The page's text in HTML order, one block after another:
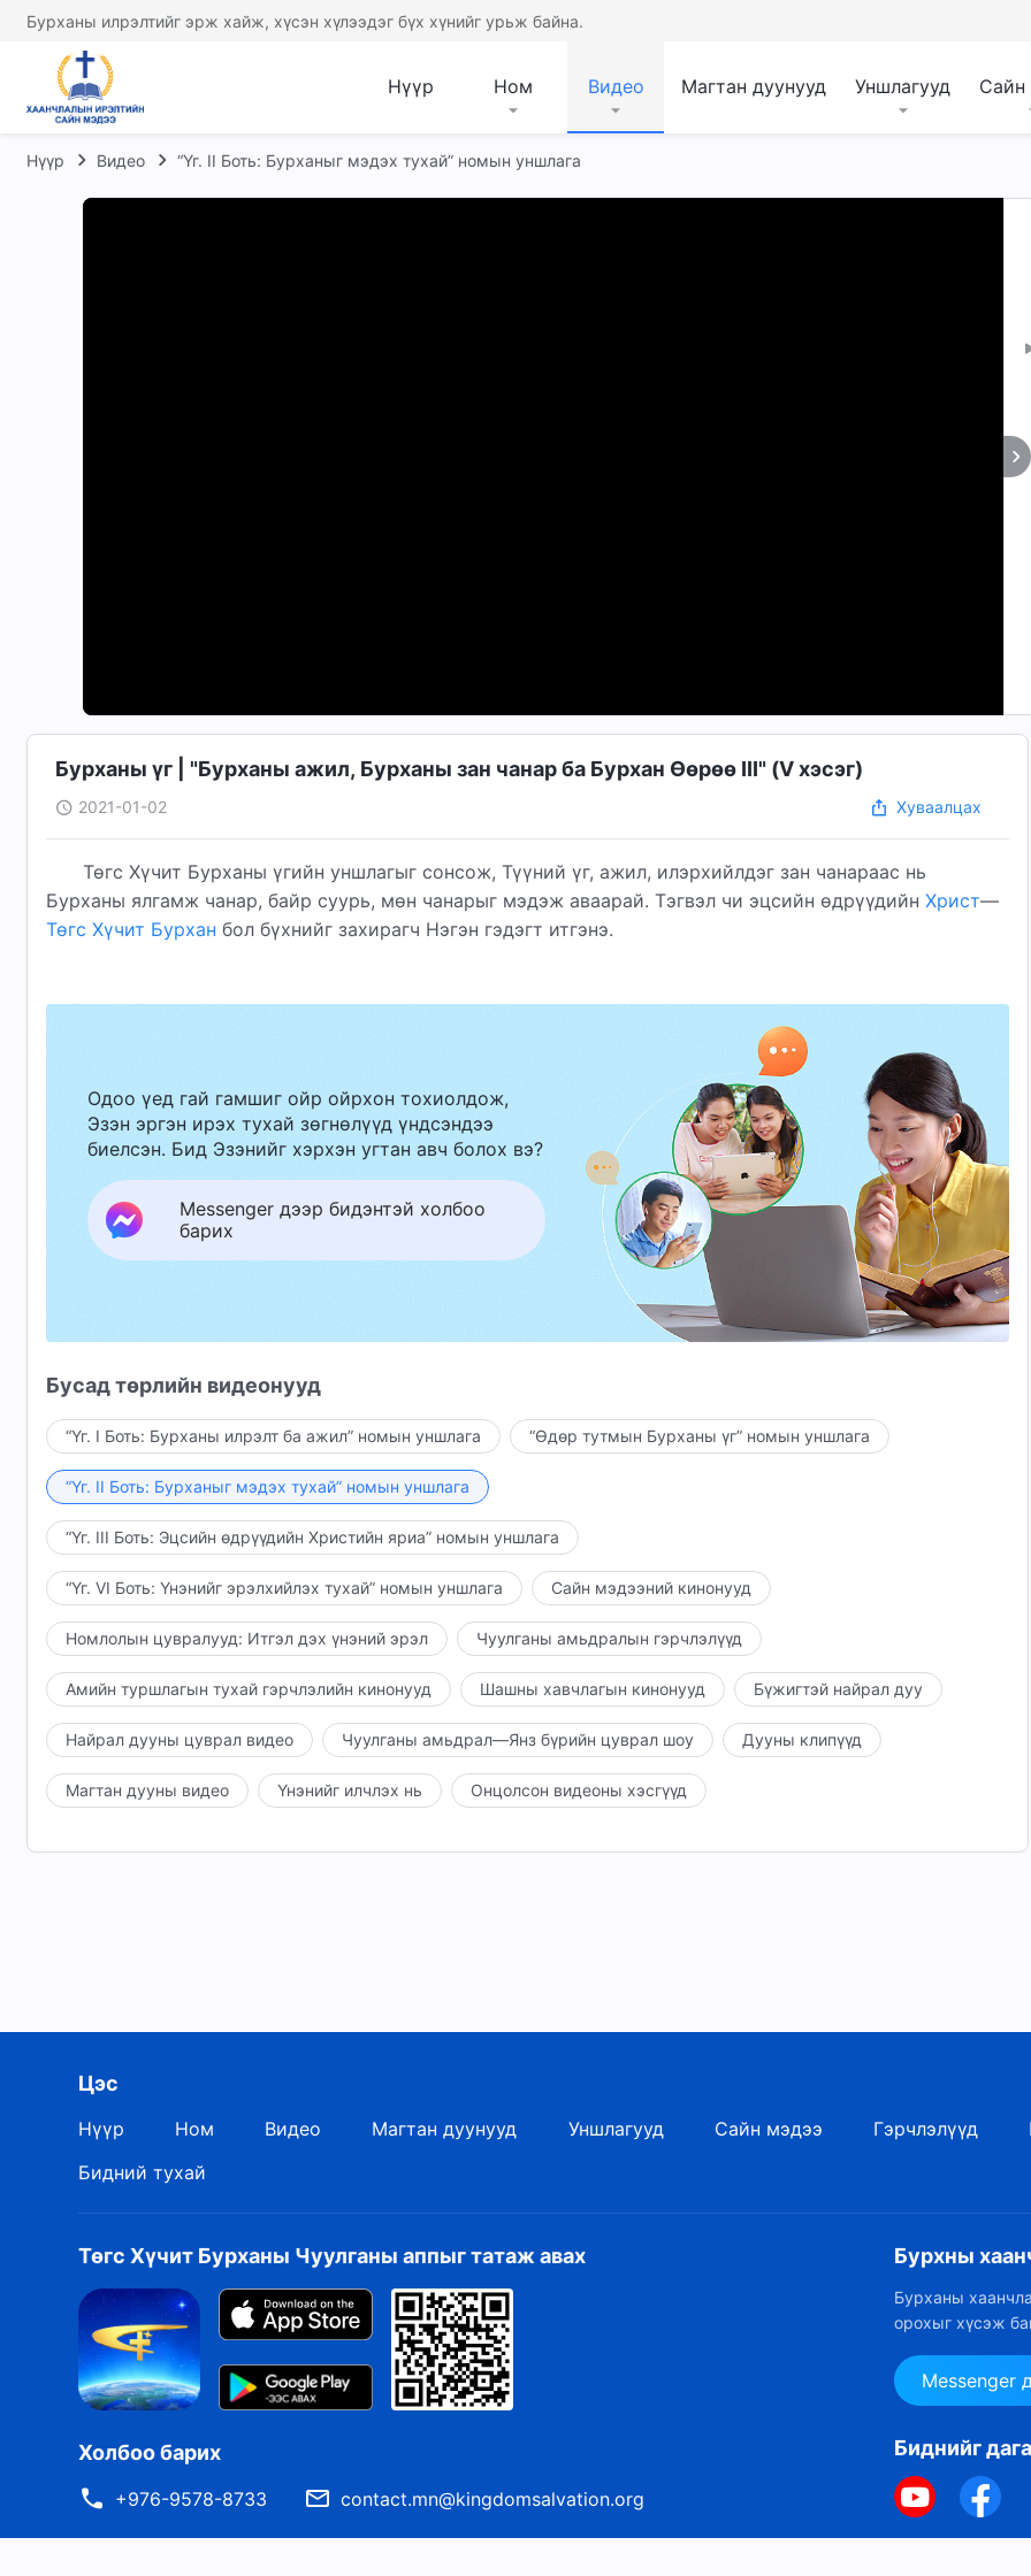
Бурханы илрэлтийг эрж хайж, хүсэн хүлээдэг бүх хүнийг урьж байна.
Нүүр Ном Видео Магтан дуунууд Уншлагууд Сайн
Нүүр Видео “Үг. II Боть: Бурханыг мэдэх тухай” номын уншлага
Бурханы үг | "Бурханы ажил, Бурханы зан чанар ба Бурхан Өөрөө III" (Ⅴ хэсэг)
2021-01-02 Хуваалцах
Төгс Хүчит Бурханы үгийн уншлагыг сонсож, Түүний үг, ажил, илэрхийлдэг зан чанараас нь
Бурханы ялгамж чанар, байр суурь, мөн чанарыг мэдэж аваарай. Тэгвэл чи эцсийн өдрүүдийн Христ—
Төгс Хүчит Бурхан бол бүхнийг захирагч Нэгэн гэдэгт итгэнэ.
Одоо үед гай гамшиг ойр ойрхон тохиолдож,
Эзэн эргэн ирэх тухай зөгнөлүүд үндсэндээ
биелсэн. Бид Эзэнийг хэрхэн угтан авч болох вэ?
Messenger дээр бидэнтэй холбоо
барих
Бусад төрлийн видеонууд
“Үг. I Боть: Бурханы илрэлт ба ажил” номын уншлага “Өдөр тутмын Бурханы үг” номын уншлага
“Үг. II Боть: Бурханыг мэдэх тухай” номын уншлага
“Үг. III Боть: Эцсийн өдрүүдийн Христийн яриа” номын уншлага
“Үг. VI Боть: Үнэнийг эрэлхийлэх тухай” номын уншлага Сайн мэдээний кинонууд
Номлолын цувралууд: Итгэл дэх үнэний эрэл Чуулганы амьдралын гэрчлэлүүд
Амийн туршлагын тухай гэрчлэлийн кинонууд Шашны хавчлагын кинонууд Бүжигтэй найрал дуу
Найрал дууны цуврал видео Чуулганы амьдрал—Янз бүрийн цуврал шоу Дууны клипүүд
Магтан дууны видео Үнэнийг илчлэх нь Онцолсон видеоны хэсгүүд
Цэс
Нүүр Ном Видео Магтан дуунууд Уншлагууд Сайн мэдээ Гэрчлэлүүд
Бидний тухай
Төгс Хүчит Бурханы Чуулганы аппыг татаж авах
Холбоо барих
+976-9578-8733 contact.mn@kingdomsalvation.org
Бурхны
Бурханы
орохыг хүсэж
Messenger
Биднийг